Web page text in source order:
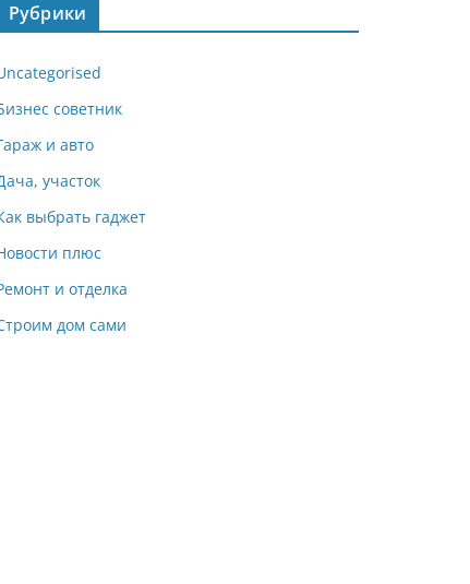
Рубрики
советник
и авто
участок
выбрать гаджет
плюс
и отделка
дом сами